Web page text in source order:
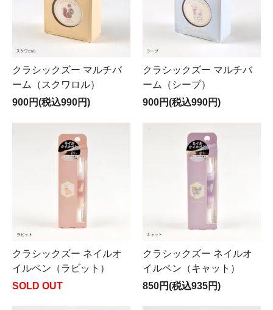
クラシックズー マルチバ
ーム（スクワロル）
900円(税込990円)
クラシックズー マルチバ
ーム（シープ）
900円(税込990円)
クラシックズー ネイルオ
イルペン（ラビット）
SOLD OUT
クラシックズー ネイルオ
イルペン（キャット）
850円(税込935円)